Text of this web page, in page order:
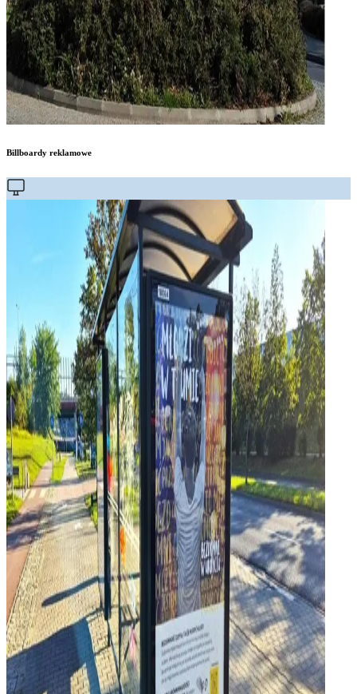
Billboardy reklamowe